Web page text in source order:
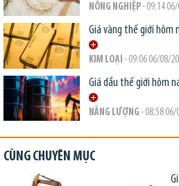
NÔNG NGHIỆP- 09:14
Giá vàng thế giới hôm
KIM LOẠI - 09:06 06/08/
Giá dầu thế giới hôm
NĂNG LƯỢNG - 08:58 06/
CÙNG CHUYÊN MỤC